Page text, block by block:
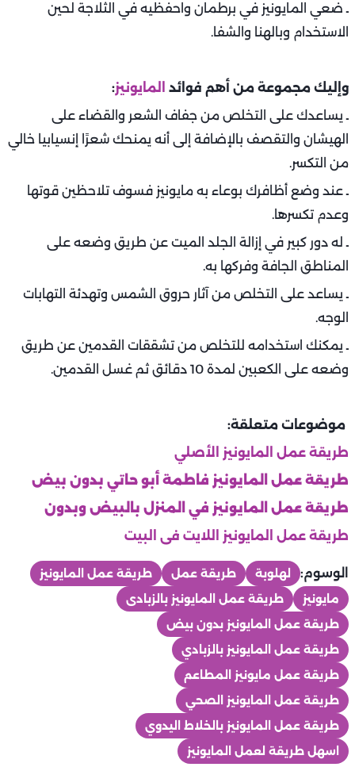
ـ ضعي المايونيز في برطمان واحفظيه في الثلاجة لحين
الاستخدام وبالهنا والشفا.
وإليك مجموعة من أهم فوائد المايونيز:
ـ يساعدك على التخلص من جفاف الشعر والقضاء على
الهيشان والتقصف بالإضافة إلى أنه يمنحك شعرًا إنسيابيا خالي
من التكسر.
ـ عند وضع أظافرك بوعاء به مايونيز فسوف تلاحظين قوتها
وعدم تكسرها.
ـ له دور كبير في إزالة الجلد الميت عن طريق وضعه على
المناطق الجافة وفركها به.
ـ يساعد على التخلص من آثار حروق الشمس وتهدئة التهابات
الوجه.
ـ يمكنك استخدامه للتخلص من تشققات القدمين عن طريق
وضعه على الكعبين لمدة 10 دقائق ثم غسل القدمين.
موضوعات متعلقة:
طريقة عمل المايونيز الأصلي
طريقة عمل المايونيز فاطمة أبو حاتي بدون بيض
طريقة عمل المايونيز في المنزل بالبيض وبدون
طريقة عمل المايونيز اللايت فى البيت
الوسوم: لهلوبة طريقة عمل
طريقة عمل المايونيز
مايونيز
طريقة عمل المايونيز بالزبادى
طريقة عمل المايونيز بدون بيض
طريقة عمل المايونيز بالزبادي
طريقة عمل مايونيز المطاعم
طريقة عمل المايونيز الصحي
طريقة عمل المايونيز بالخلاط اليدوي
اسهل طريقة لعمل المايونيز